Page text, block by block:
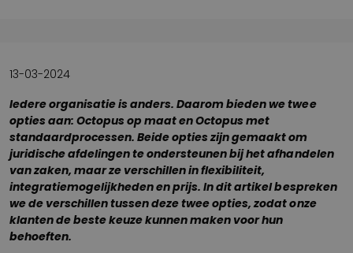
13-03-2024
Iedere organisatie is anders. Daarom bieden we twee
opties aan: Octopus op maat en Octopus met
standaardprocessen. Beide opties zijn gemaakt om
juridische afdelingen te ondersteunen bij het afhandelen
van zaken, maar ze verschillen in flexibiliteit,
integratiemogelijkheden en prijs. In dit artikel bespreken
we de verschillen tussen deze twee opties, zodat onze
klanten de beste keuze kunnen maken voor hun
behoeften.